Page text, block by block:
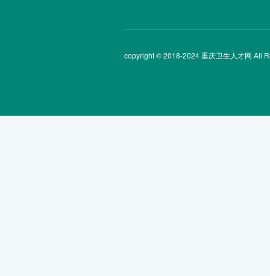
copyright © 2018-2024 重庆卫生人才网 All